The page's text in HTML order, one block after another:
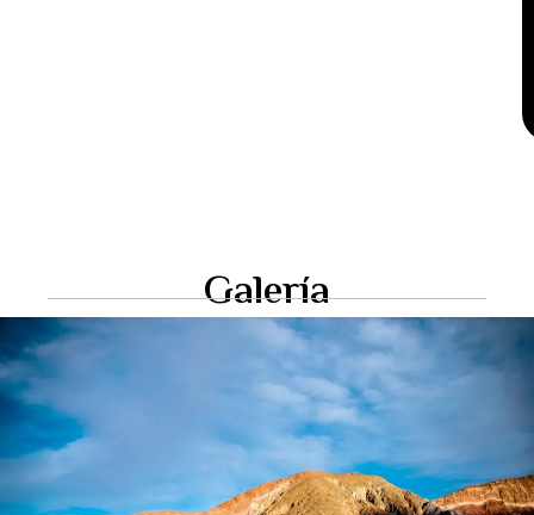
Galería